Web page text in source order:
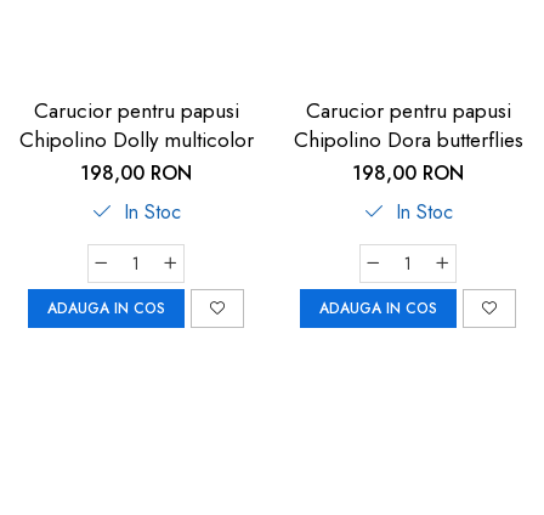
Carucior pentru papusi
Chipolino Dolly multicolor
198,00 RON
In Stoc
ADAUGA IN COS
Carucior pentru papusi
Chipolino Dora butterflies
198,00 RON
In Stoc
ADAUGA IN COS